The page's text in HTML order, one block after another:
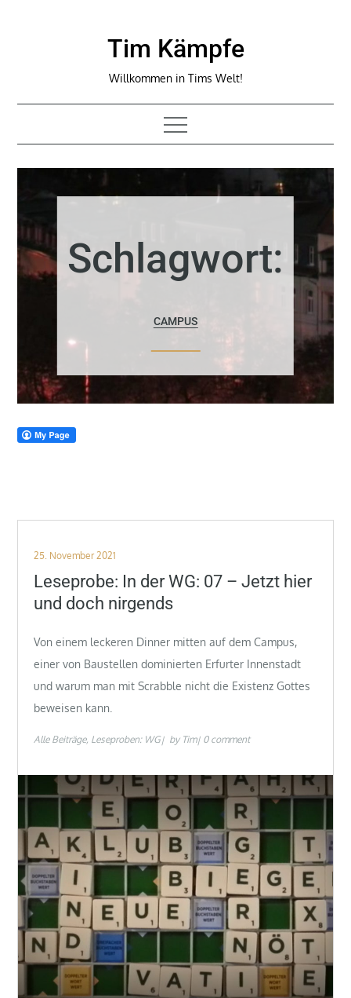
Tim Kämpfe
Willkommen in Tims Welt!
Schlagwort:
CAMPUS
Posted
on
25. November 2021
Leseprobe: In der WG: 07 – Jetzt hier
und doch nirgends
Von einem leckeren Dinner mitten auf dem Campus,
einer von Baustellen dominierten Erfurter Innenstadt
und warum man mit Scrabble nicht die Existenz Gottes
beweisen kann.
Alle Beiträge Leseproben: WG by Tim 0 comment